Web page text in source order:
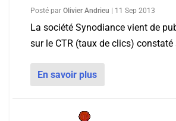
Posté par Olivier Andrieu 11 Sep 2013
La société Synodiance vient de
sur le CTR (taux de clics) constaté
En savoir plus